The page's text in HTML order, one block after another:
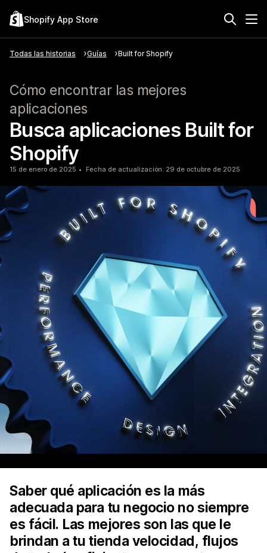
Shopify App Store
Todas las historias Guías Built for Shopify
Cómo encontrar las mejores
aplicaciones
Busca aplicaciones Built for
Shopify
15 de enero de 2025 Fecha de actualización: 29 de octubre de 2025
Saber qué aplicación es la más
adecuada para tu negocio no siempre
es fácil. Las mejores son las que le
brindan a tu tienda velocidad, flujos